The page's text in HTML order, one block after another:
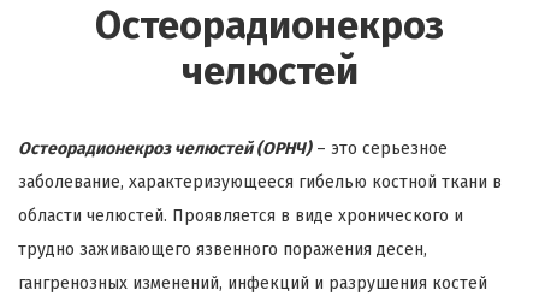
Остеорадионекроз
челюстей
Остеорадионекроз челюстей (ОРНЧ)– это серьезное
заболевание, характеризующееся гибелью костной ткани в
области челюстей. Проявляется в виде хронического и
трудно заживающего язвенного поражения десен,
гангренозных изменений, инфекций и разрушения костей